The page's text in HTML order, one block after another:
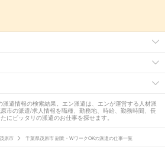
遣情報の検索結果。エン派遣は、エンが運営する人材派
市の派遣/求人情報を職種、勤務地、時給、勤務時間、長
にピッタリの派遣のお仕事を探せます。
原市 千葉県茂原市 副業・WワークOKの派遣の仕事一覧